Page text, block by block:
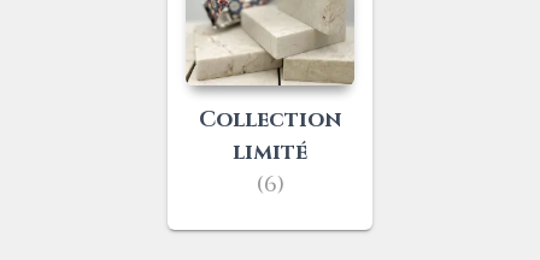
Collection
limité
(6)